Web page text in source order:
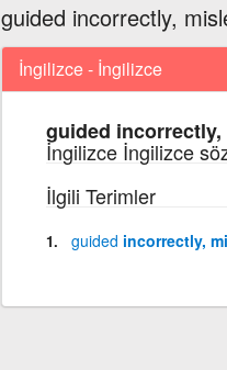
guided incorrectly,
İngilizce - İngilizce
guided
İngilizce İngilizce
İlgili Terimler
guided incorrectly,